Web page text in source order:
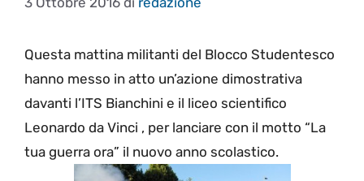
Questa mattina militanti del Blocco Studentesco
hanno messo in atto un’azione dimostrativa
davanti l’ITS Bianchini e il liceo scientifico
Leonardo da Vinci , per lanciare con il motto “La
tua guerra ora” il nuovo anno scolastico.